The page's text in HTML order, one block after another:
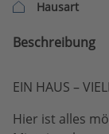
Hausart
Beschreibung
EIN HAUS –
Hier ist alles